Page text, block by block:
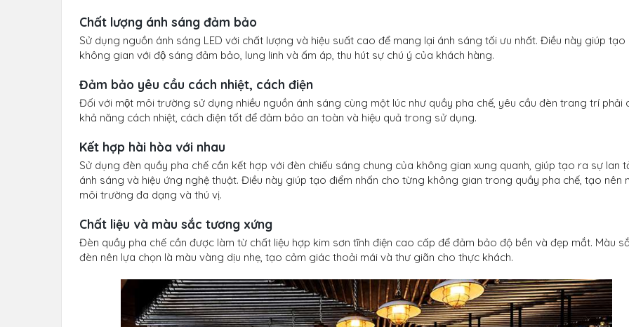
Chất lượng ánh sáng đảm bảo
Sử dụng nguồn ánh sáng LED với chất lượng và hiệu suất cao để mang lại ánh sáng tối ưu nhất. Điều này giúp tạo
không gian với độ sáng đảm bảo, lung linh và ấm áp, thu hút sự chú ý của khách hàng.
Đảm bảo yêu cầu cách nhiệt, cách điện
Đối với một môi trường sử dụng nhiều nguồn ánh sáng cùng một lúc như quầy pha chế, yêu cầu đèn trang trí phải
khả năng cách nhiệt, cách điện tốt để đảm bảo an toàn và hiệu quả trong sử dụng.
Kết hợp hài hòa với nhau
Sử dụng đèn quầy pha chế cần kết hợp với đèn chiếu sáng chung của không gian xung quanh, giúp tạo ra sự lan
ánh sáng và hiệu ứng nghệ thuật. Điều này giúp tạo điểm nhấn cho từng không gian trong quầy pha chế, tạo nên
môi trường đa dạng và thú vị.
Chất liệu và màu sắc tương xứng
Đèn quầy pha chế cần được làm từ chất liệu hợp kim sơn tĩnh điện cao cấp để đảm bảo độ bền và đẹp mắt. Màu
đèn nên lựa chọn là màu vàng dịu nhẹ, tạo cảm giác thoải mái và thư giãn cho thực khách.